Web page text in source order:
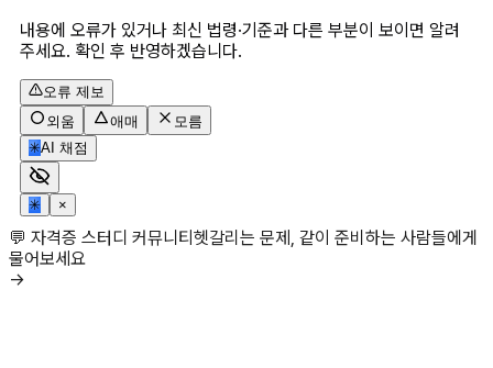
내용에 오류가 있거나 최신 법령·기준과 다른 부분이 보이면 알려
주세요. 확인 후 반영하겠습니다.
오류 제보
외움
애매
모름
✳AI 채점
✳ ×
💬 자격증 스터디 커뮤니티헷갈리는 문제, 같이 준비하는 사람들에게
물어보세요
→